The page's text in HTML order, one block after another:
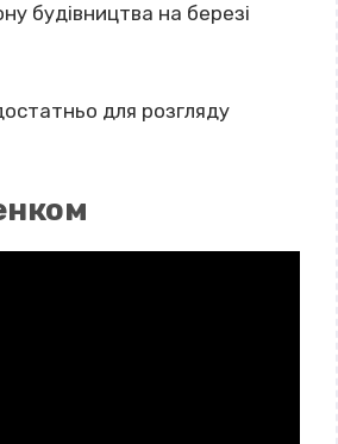
будівництва на березі
для розгляду